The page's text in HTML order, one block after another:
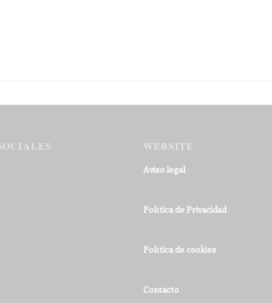
WEBSITE
Aviso legal
Política de Privacidad
Política de cookies
Contacto